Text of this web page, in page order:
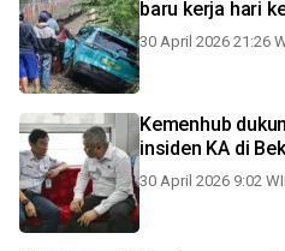
baru kerja hari
30 April 2026 21:26
Kemenhub
insiden KA di
30 April 2026 9:02